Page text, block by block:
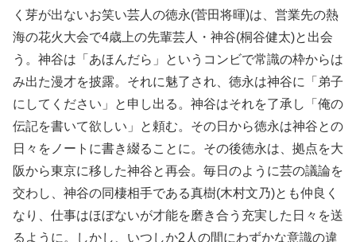
く芽が出ないお笑い芸人の徳永(菅田将暉)は、営業先の熱
海の花火大会で4歳上の先輩芸人・神谷(桐谷健太)と出会
う。神谷は「あほんだら」というコンビで常識の枠からは
み出た漫才を披露。それに魅了され、徳永は神谷に「弟子
にしてください」と申し出る。神谷はそれを了承し「俺の
伝記を書いて欲しい」と頼む。その日から徳永は神谷との
日々をノートに書き綴ることに。その後徳永は、拠点を大
阪から東京に移した神谷と再会。毎日のように芸の議論を
交わし、神谷の同棲相手である真樹(木村文乃)とも仲良く
なり、仕事はほぼないが才能を磨き合う充実した日々を送
るように。しかし、いつしか2人の間にわずかな意識の違